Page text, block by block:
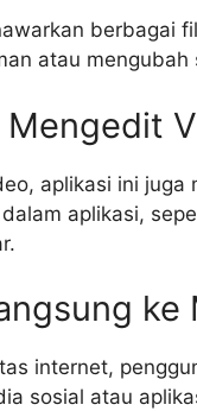
berbagai
atau mengubah
Mengedit
aplikasi ini
aplikasi,
ke
internet,
sosial atau